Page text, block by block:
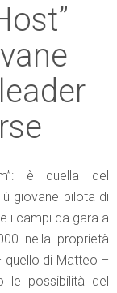
è quella del
giovane pilota di
i campi da gara a
nella proprietà
quello di Matteo –
le possibilità del